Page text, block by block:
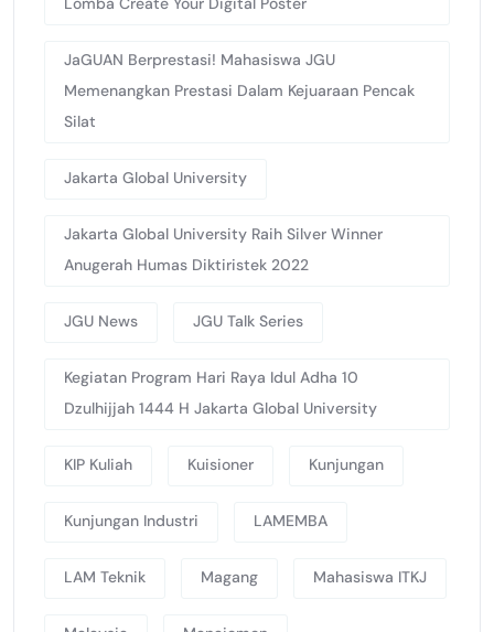
JaGUAN Berprestasi! Mahasiswa JGU
Memenangkan Prestasi Dalam Kejuaraan Pencak
Silat
Jakarta Global University
Jakarta Global University Raih Silver Winner
Anugerah Humas Diktiristek 2022
JGU News JGU Talk Series
Kegiatan Program Hari Raya Idul Adha 10
Dzulhijjah 1444 H Jakarta Global University
KIP Kuliah Kuisioner Kunjungan
Kunjungan Industri LAMEMBA
LAM Teknik Magang Mahasiswa ITKJ